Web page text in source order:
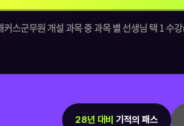
28년 대비 기적의 패스